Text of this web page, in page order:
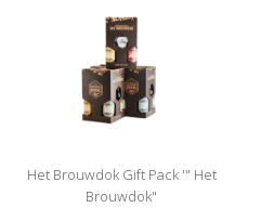
Het Brouwdok Gift Pack '" Het
Brouwdok"